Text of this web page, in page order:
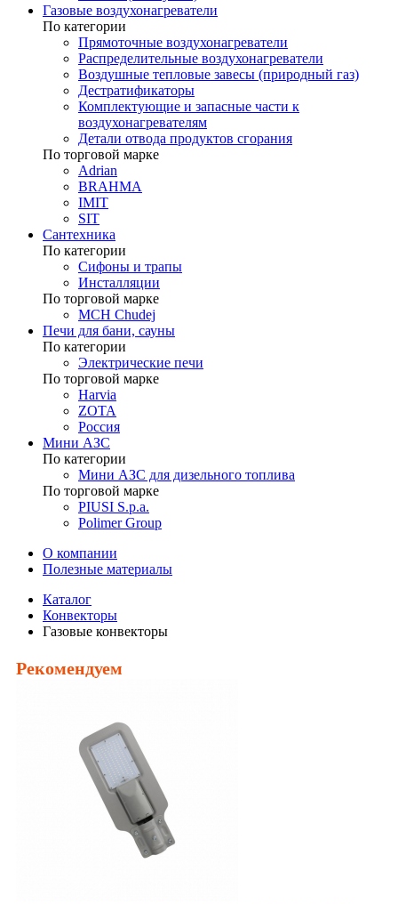
Газовые воздухонагреватели
По категории
Прямоточные воздухонагреватели
Распределительные воздухонагреватели
Воздушные тепловые завесы (природный газ)
Дестратификаторы
Комплектующие и запасные части к
воздухонагревателям
Детали отвода продуктов сгорания
По торговой марке
Adrian
BRAHMA
IMIT
SIT
Сантехника
По категории
Сифоны и трапы
Инсталляции
По торговой марке
MCH Chudej
Печи для бани, сауны
По категории
Электрические печи
По торговой марке
Harvia
ZOTA
Россия
Мини АЗС
По категории
Мини АЗС для дизельного топлива
По торговой марке
PIUSI S.p.a.
Polimer Group
О компании
Полезные материалы
Каталог
Конвекторы
Газовые конвекторы
Рекомендуем